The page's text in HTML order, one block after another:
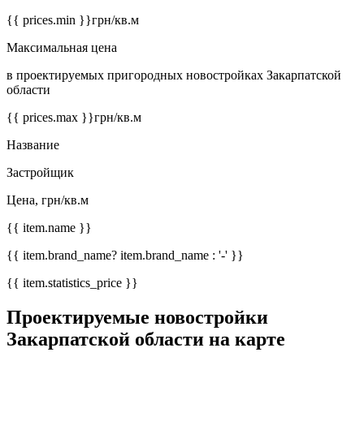
{{ prices.min }}грн/кв.м
Максимальная цена
в проектируемых пригородных новостройках Закарпатской
области
{{ prices.max }}грн/кв.м
Название
Застройщик
Цена, грн/кв.м
{{ item.name }}
{{ item.brand_name? item.brand_name : '-' }}
{{ item.statistics_price }}
Проектируемые новостройки
Закарпатской области на карте